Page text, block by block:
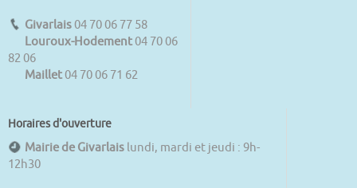
Givarlais 04 70 06 77 58
Louroux-Hodement 04 70 06
82 06
Maillet 04 70 06 71 62
Horaires d'ouverture
Mairie de Givarlais lundi, mardi et jeudi : 9h-
12h30